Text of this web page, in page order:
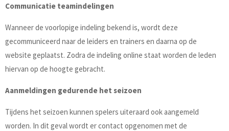
Communicatie teamindelingen
Wanneer de voorlopige indeling bekend is, wordt deze
gecommuniceerd naar de leiders en trainers en daarna op de
website geplaatst. Zodra de indeling online staat worden de leden
hiervan op de hoogte gebracht.
Aanmeldingen gedurende het seizoen
Tijdens het seizoen kunnen spelers uiteraard ook aangemeld
worden. In dit geval wordt er contact opgenomen met de